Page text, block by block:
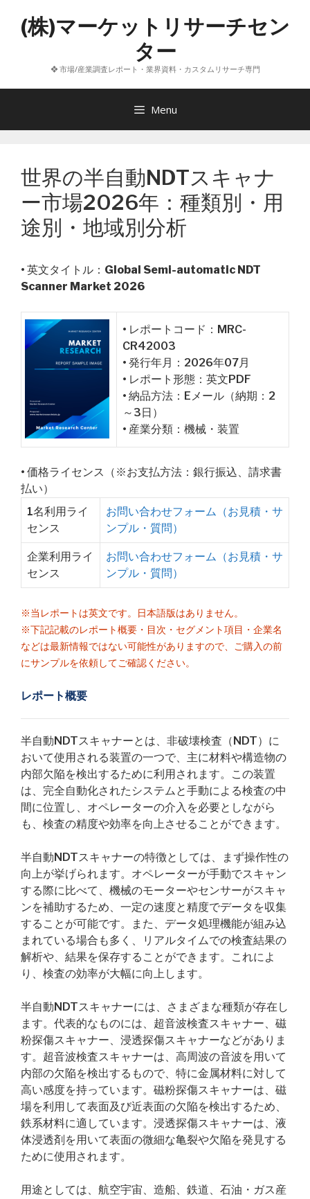
へ
(株)マーケットリサーチセン
ター
❖ 市場/産業調査レポート・業界資料・カスタムリサーチ専門
Menu
世界の半自動NDTスキャナ
ー市場2026年：種類別・用
途別・地域別分析
• 英文タイトル： Global Semi-automatic NDT
Scanner Market 2026
• レポートコード：MRC-
CR42003
• 発行年月：2026年07月
• レポート形態：英文PDF
• 納品方法：Eメール（納期：2
～3日）
• 産業分類：機械・装置
• 価格ライセンス（※お支払方法：銀行振込、請求書
払い）
1名利用ライ
センス
お問い合わせフォーム（お見積・サ
ンプル・質問）
企業利用ライ
センス
お問い合わせフォーム（お見積・サ
ンプル・質問）
※当レポートは英文です。日本語版はありません。
※下記記載のレポート概要・目次・セグメント項目・企業名
などは最新情報ではない可能性がありますので、ご購入の前
にサンプルを依頼してご確認ください。
レポート概要
半自動NDTスキャナーとは、非破壊検査（NDT）に
おいて使用される装置の一つで、主に材料や構造物の
内部欠陥を検出するために利用されます。この装置
は、完全自動化されたシステムと手動による検査の中
間に位置し、オペレーターの介入を必要としながら
も、検査の精度や効率を向上させることができます。
半自動NDTスキャナーの特徴としては、まず操作性の
向上が挙げられます。オペレーターが手動でスキャン
する際に比べて、機械のモーターやセンサーがスキャ
ンを補助するため、一定の速度と精度でデータを収集
することが可能です。また、データ処理機能が組み込
まれている場合も多く、リアルタイムでの検査結果の
解析や、結果を保存することができます。これによ
り、検査の効率が大幅に向上します。
半自動NDTスキャナーには、さまざまな種類が存在し
ます。代表的なものには、超音波検査スキャナー、磁
粉探傷スキャナー、浸透探傷スキャナーなどがありま
す。超音波検査スキャナーは、高周波の音波を用いて
内部の欠陥を検出するもので、特に金属材料に対して
高い感度を持っています。磁粉探傷スキャナーは、磁
場を利用して表面及び近表面の欠陥を検出するため、
鉄系材料に適しています。浸透探傷スキャナーは、液
体浸透剤を用いて表面の微細な亀裂や欠陥を発見する
ために使用されます。
用途としては、航空宇宙、造船、鉄道、石油・ガス産